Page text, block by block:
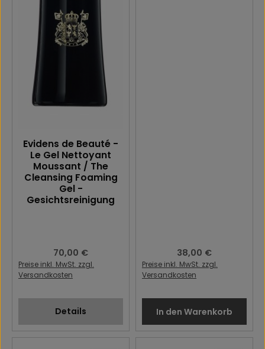
Evidens de Beauté -
Le Gel Nettoyant
Moussant / The
Cleansing Foaming
Gel -
Gesichtsreinigung
Regulärer Preis:
70,00 €
Preise inkl. MwSt. zzgl.
Versandkosten
Details
Regulärer Preis:
38,00 €
Preise inkl. MwSt. zzgl.
Versandkosten
In den Warenkorb